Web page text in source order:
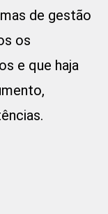
de gestão
os
e que haja